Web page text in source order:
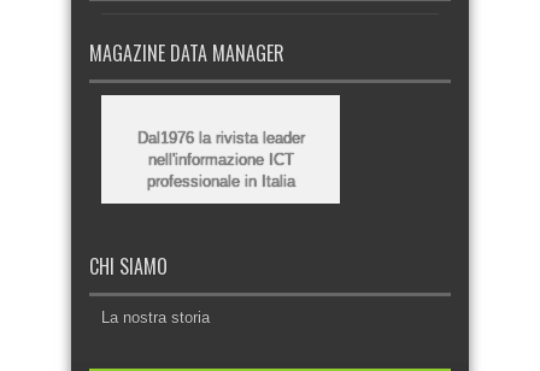
MAGAZINE DATA MANAGER
Dal1976 la rivista leader
nell'informazione ICT
professionale in Italia
CHI SIAMO
La nostra storia